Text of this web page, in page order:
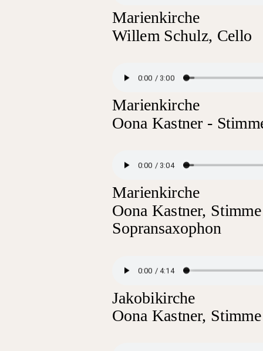
Marienkirche
Willem Schulz, Cello
Marienkirche
Oona Kastner -
Marienkirche
Oona Kastner,
Sopransaxophon
Jakobikirche
Oona Kastner,